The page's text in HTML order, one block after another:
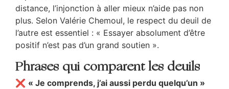
distance, l’injonction à aller mieux n’aide pas non
plus. Selon Valérie Chemoul, le respect du deuil de
l’autre est essentiel : « Essayer absolument d’être
positif n’est pas d’un grand soutien ».
Phrases qui comparent les deuils
❌ « Je comprends, j’ai aussi perdu quelqu’un »